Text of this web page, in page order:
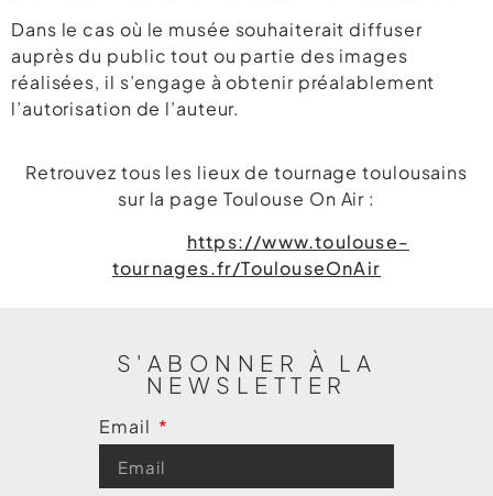
Dans le cas où le musée souhaiterait diffuser
auprès du public tout ou partie des images
réalisées, il s’engage à obtenir préalablement
l’autorisation de l’auteur.
Retrouvez tous les lieux de tournage toulousains
sur la page Toulouse On Air :
https://www.toulouse-
tournages.fr/ToulouseOnAir
S'ABONNER À LA
NEWSLETTER
Email